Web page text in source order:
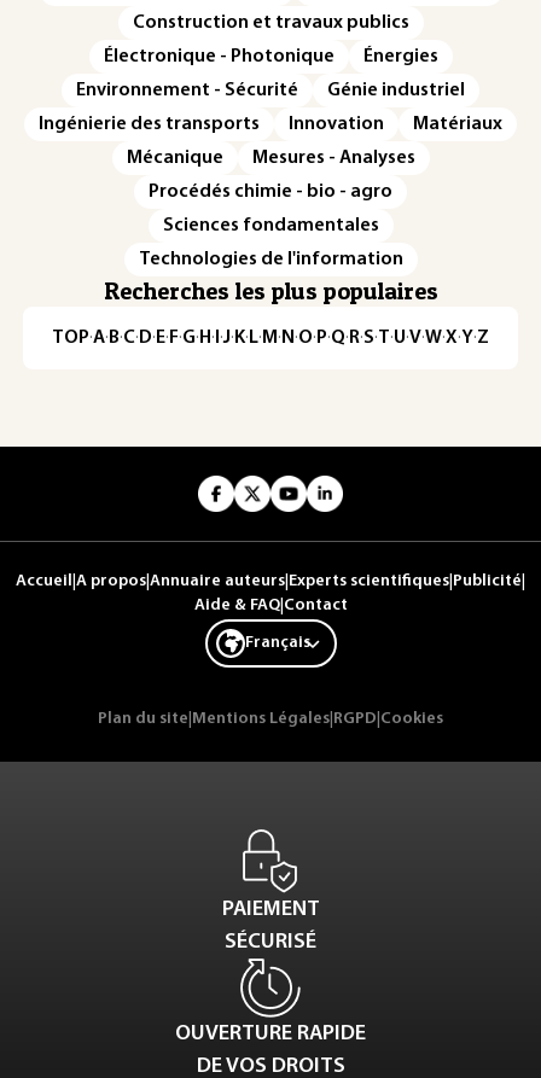
Construction et travaux publics
Électronique - Photonique
Énergies
Environnement - Sécurité
Génie industriel
Ingénierie des transports
Innovation
Matériaux
Mécanique
Mesures - Analyses
Procédés chimie - bio - agro
Sciences fondamentales
Technologies de l'information
Recherches les plus populaires
TOP·A·B·C· D· E· F·G· H · ·J· K· L· M · N ·O· P·Q· R·S·T·U·V·W·X·Y·Z
Accueil A propos Annuaire auteurs Experts scientifiques Publicité
Aide & FAQ| Contact
Français
Plan du site Mentions Légales RGPD Cookies
PAIEMENT
SÉCURISÉ
OUVERTURE RAPIDE
DE VOS DROITS